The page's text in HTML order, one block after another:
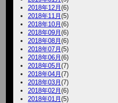
2018年12月(6)
2018年11月(5)
2018年10月(6)
2018年09月(6)
2018年08月(6)
2018年07月(5)
2018年06月(6)
2018年05月(7)
2018年04月(7)
2018年03月(7)
2018年02月(6)
2018年01月(5)